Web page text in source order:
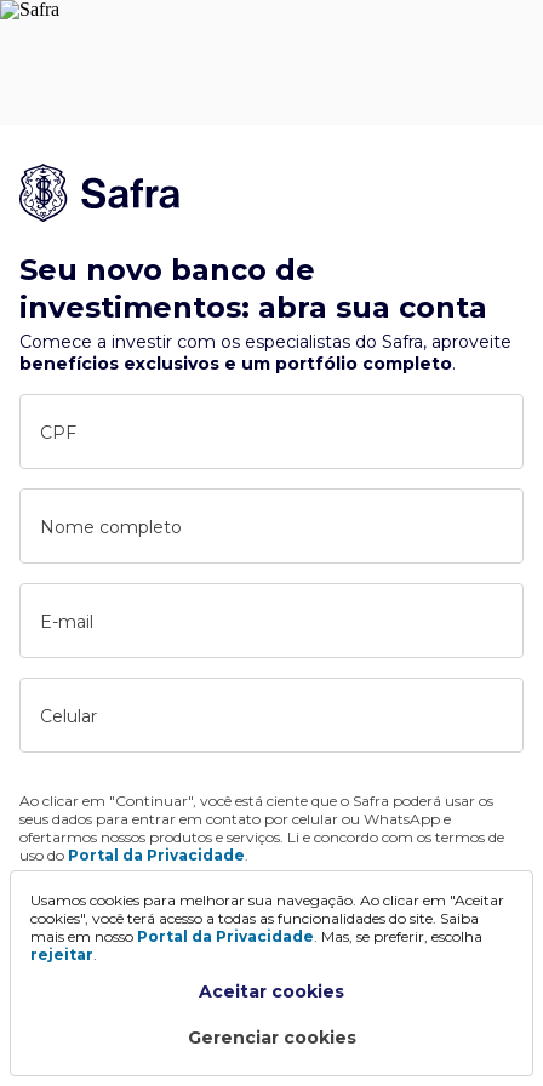
Seu novo banco de
investimentos: abra sua conta
Comece a investir com os especialistas do Safra, aproveite
benefícios exclusivos e um portfólio completo.
CPF
Nome completo
E-mail
Celular
Ao clicar em "Continuar", você está ciente que o Safra poderá usar os
seus dados para entrar em contato por celular ou WhatsApp e
ofertarmos nossos produtos e serviços. Li e concordo com os termos de
uso do Portal da Privacidade.
Continuar
Usamos cookies para melhorar sua navegação. Ao clicar em "Aceitar
cookies", você terá acesso a todas as funcionalidades do site. Saiba
mais em nosso Portal da Privacidade. Mas, se preferir, escolha
rejeitar.
Aceitar cookies
Gerenciar cookies